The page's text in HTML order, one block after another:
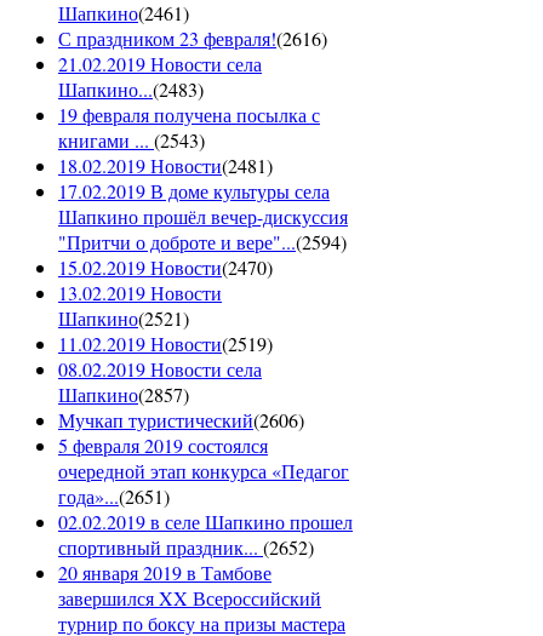
Шапкино(2461)
С праздником 23 февраля!(2616)
21.02.2019 Новости села
Шапкино...(2483)
19 февраля получена посылка с
книгами ... (2543)
18.02.2019 Новости(2481)
17.02.2019 В доме культуры села
Шапкино прошёл вечер-дискуссия
"Притчи о доброте и вере"...(2594)
15.02.2019 Новости(2470)
13.02.2019 Новости
Шапкино(2521)
11.02.2019 Новости(2519)
08.02.2019 Новости села
Шапкино(2857)
Мучкап туристический(2606)
5 февраля 2019 состоялся
очередной этап конкурса «Педагог
года»...(2651)
02.02.2019 в селе Шапкино прошел
спортивный праздник... (2652)
20 января 2019 в Тамбове
завершился XX Всероссийский
турнир по боксу на призы мастера